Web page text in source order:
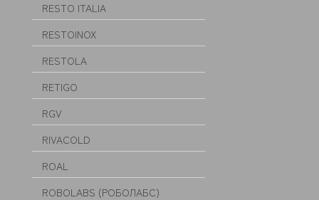
RESTO ITALIA
RESTOINOX
RESTOLA
RETIGO
RGV
RIVACOLD
ROAL
ROBOLABS (РОБОЛАБС)